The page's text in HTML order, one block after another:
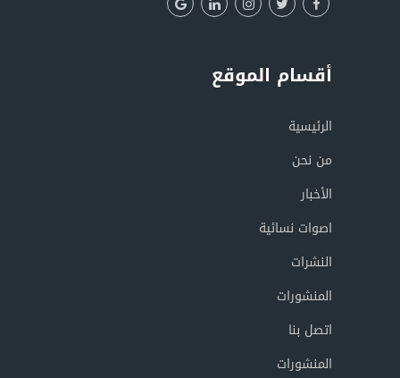
أقسام الموقع
الرئيسية
من نحن
الأخبار
اصوات نسائية
النشرات
المنشورات
اتصل بنا
المنشورات